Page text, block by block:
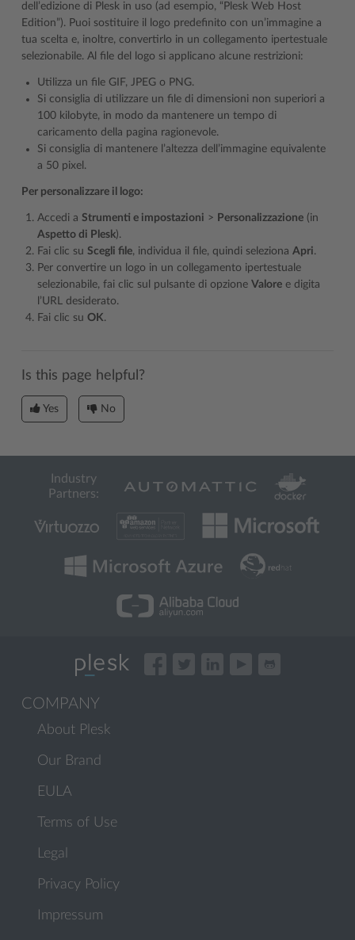
dell’edizione di Plesk in uso (ad esempio, “Plesk Web Host
Edition”). Puoi sostituire il logo predefinito con un’immagine a
tua scelta e, inoltre, convertirlo in un collegamento ipertestuale
selezionabile. Al file del logo si applicano alcune restrizioni:
Utilizza un file GIF, JPEG o PNG.
Si consiglia di utilizzare un file di dimensioni non superiori a
100 kilobyte, in modo da mantenere un tempo di
caricamento della pagina ragionevole.
Si consiglia di mantenere l’altezza dell’immagine equivalente
a 50 pixel.
Per personalizzare il logo:
Accedi a Strumenti e impostazioni > Personalizzazione (in
Aspetto di Plesk).
Fai clic su Scegli file, individua il file, quindi seleziona Apri.
Per convertire un logo in un collegamento ipertestuale
selezionabile, fai clic sul pulsante di opzione Valore e digita
l’URL desiderato.
Fai clic su OK.
Is this page helpful?
Yes No
Industry
Partners:
COMPANY
About Plesk
Our Brand
EULA
Terms of Use
Legal
Privacy Policy
Impressum